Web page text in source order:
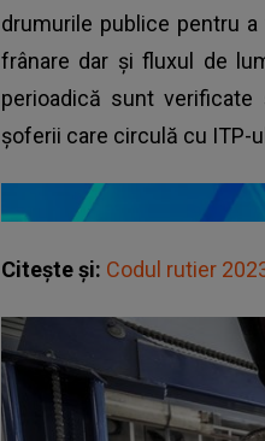
drumurile publice pentru
frânare dar și fluxul de
perioadică sunt
șoferii care circulă cu ITP-
Citește și: Codul rutier